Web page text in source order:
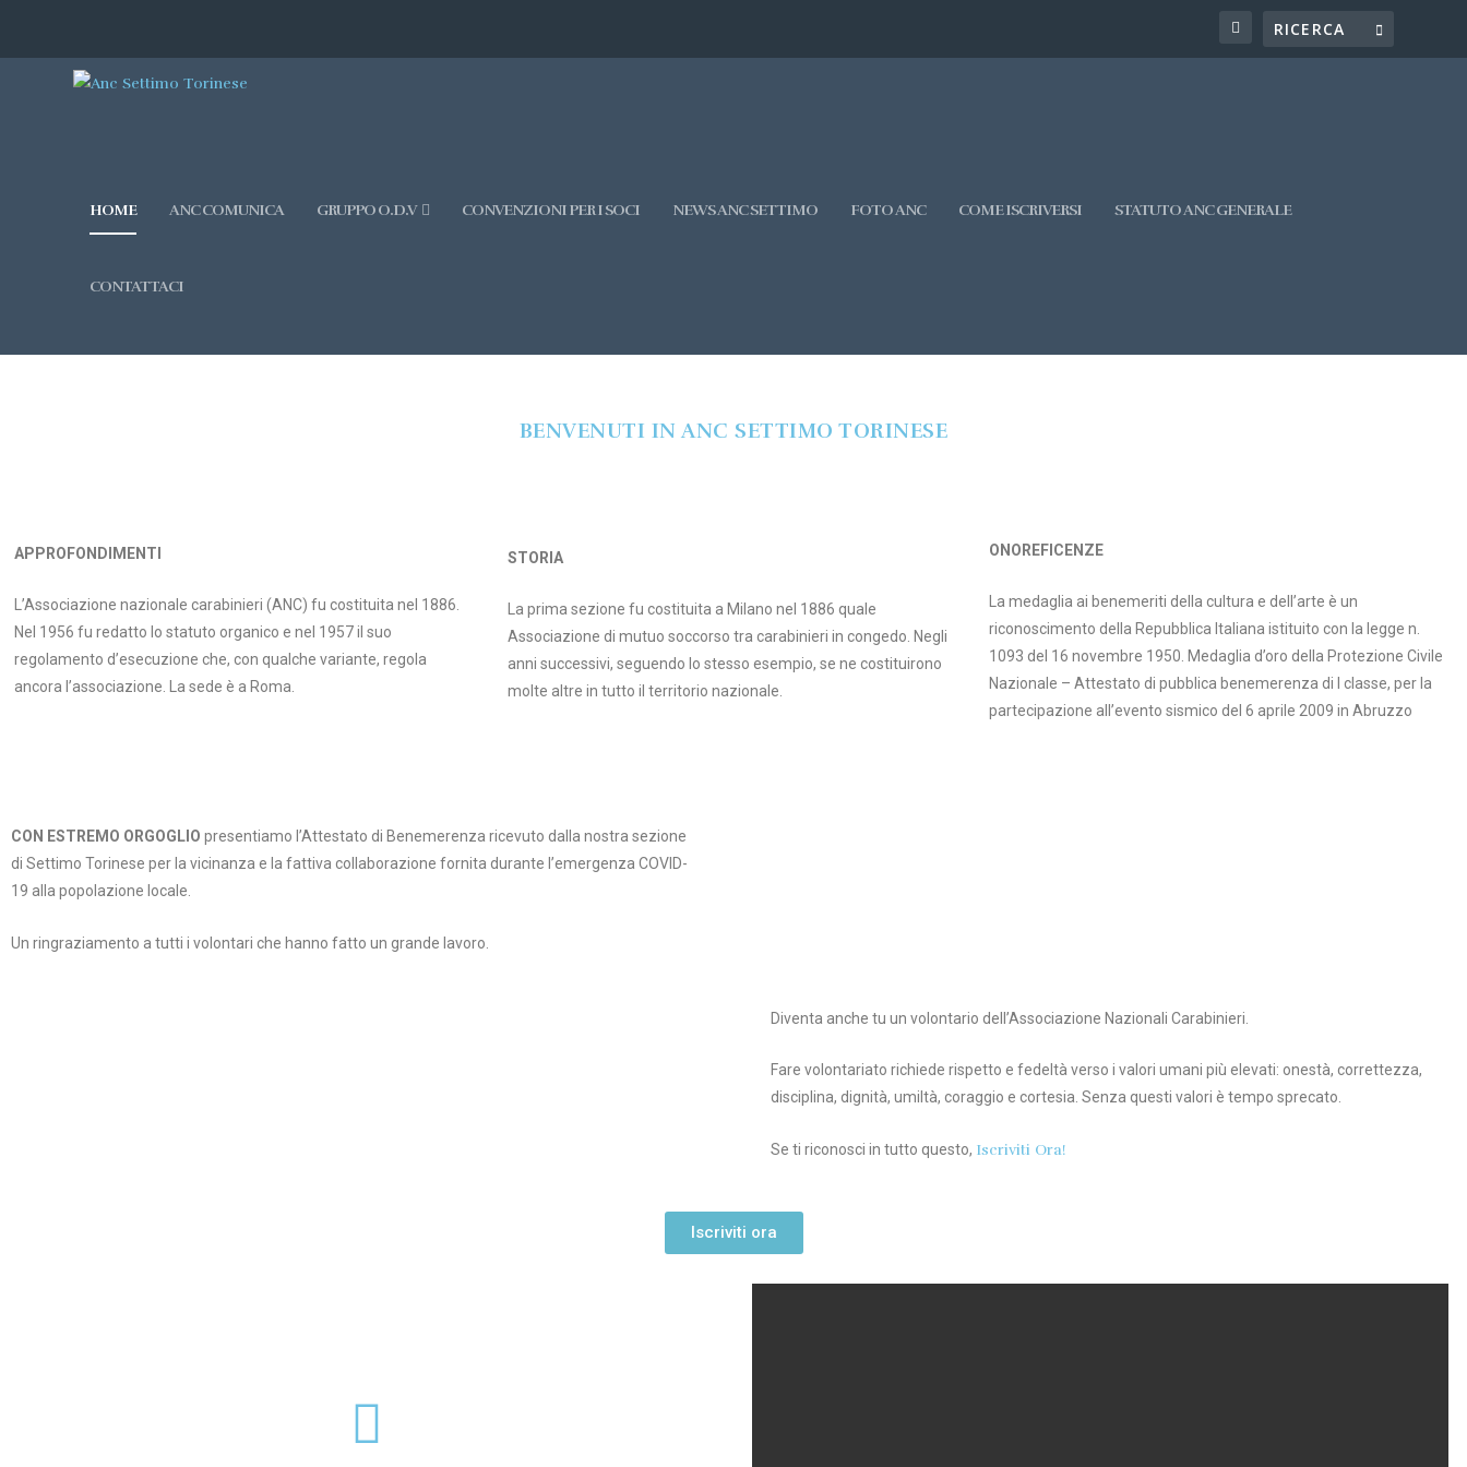
HOME ANC COMUNICA GRUPPO O.D.V CONVENZIONI PER I SOCI NEWS ANC SETTIMO FOTO ANC COME ISCRIVERSI STATUTO ANC GENERALE
CONTATTACI
BENVENUTI IN ANC SETTIMO TORINESE
APPROFONDIMENTI
L’Associazione nazionale carabinieri (ANC) fu costituita nel 1886.
Nel 1956 fu redatto lo statuto organico e nel 1957 il suo
regolamento d’esecuzione che, con qualche variante, regola
ancora l’associazione. La sede è a Roma.
STORIA
La prima sezione fu costituita a Milano nel 1886 quale
Associazione di mutuo soccorso tra carabinieri in congedo. Negli
anni successivi, seguendo lo stesso esempio, se ne costituirono
molte altre in tutto il territorio nazionale.
ONOREFICENZE
La medaglia ai benemeriti della cultura e dell’arte è un
riconoscimento della Repubblica Italiana istituito con la legge n.
1093 del 16 novembre 1950. Medaglia d’oro della Protezione Civile
Nazionale – Attestato di pubblica benemerenza di I classe, per la
partecipazione all’evento sismico del 6 aprile 2009 in Abruzzo
CON ESTREMO ORGOGLIO presentiamo l’Attestato di Benemerenza ricevuto dalla nostra sezione
di Settimo Torinese per la vicinanza e la fattiva collaborazione fornita durante l’emergenza COVID-
19 alla popolazione locale.
Un ringraziamento a tutti i volontari che hanno fatto un grande lavoro.
Diventa anche tu un volontario dell’Associazione Nazionali Carabinieri.
Fare volontariato richiede rispetto e fedeltà verso i valori umani più elevati: onestà, correttezza,
disciplina, dignità, umiltà, coraggio e cortesia. Senza questi valori è tempo sprecato.
Se ti riconosci in tutto questo, Iscriviti Ora!
Iscriviti ora